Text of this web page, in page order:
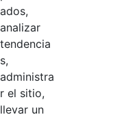
ados,
analizar
tendencia
s,
administra
r el sitio,
llevar un